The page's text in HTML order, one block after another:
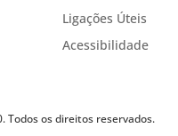
Ligações Úteis
Acessibilidade
Todos os direitos reservados.